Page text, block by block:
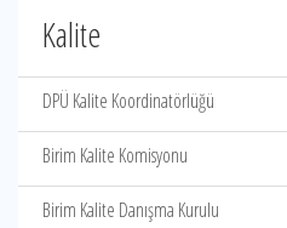
Kalite
DPÜ Kalite Koordinatörlüğü
Birim Kalite Komisyonu
Birim Kalite Danışma Kurulu